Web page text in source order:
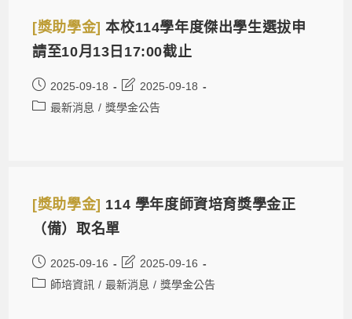
[獎助學金]本校114學年度傑出學生選拔申
請至10月13日17:00截止
2025-09-18
2025-09-18
最新消息 / 獎學金公告
[獎助學金] 114 學年度師資培育獎學金正
（備）取名單
2025-09-16
2025-09-16
師培資訊 / 最新消息 / 獎學金公告